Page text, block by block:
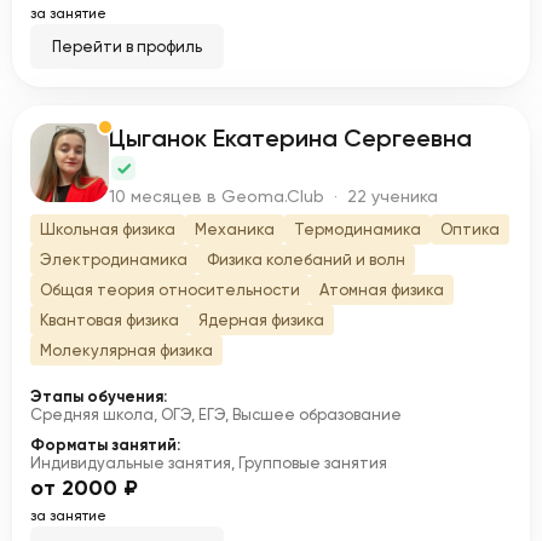
за занятие
Перейти в профиль
Ц Цыганок Екатерина Сергеевна
10 месяцев в Geoma.Club · 22 ученика
Школьная физика Механика Термодинамика
Оптика
Электродинамика
Физика колебаний и волн
Общая теория относительности
Атомная физика
Квантовая физика
Ядерная физика
Молекулярная физика
Этапы обучения:
Средняя школа, ОГЭ, ЕГЭ, Высшее образование
Форматы занятий:
Индивидуальные занятия, Групповые занятия
от 2000 ₽
за занятие